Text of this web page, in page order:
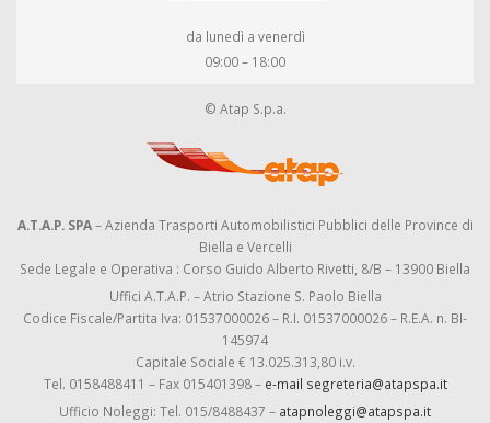
da lunedì a venerdì
09:00 – 18:00
© Atap S.p.a.
A.T.A.P. SPA– Azienda Trasporti Automobilistici Pubblici delle Province di
Biella e Vercelli
Sede Legale e Operativa : Corso Guido Alberto Rivetti, 8/B – 13900 Biella
Uffici A.T.A.P. – Atrio Stazione S. Paolo Biella
Codice Fiscale/Partita Iva: 01537000026 – R.I. 01537000026 – R.E.A. n. BI-
145974
Capitale Sociale € 13.025.313,80 i.v.
Tel. 0158488411 – Fax 015401398 – e-mail segreteria@atapspa.it
Ufficio Noleggi: Tel. 015/8488437 – atapnoleggi@atapspa.it